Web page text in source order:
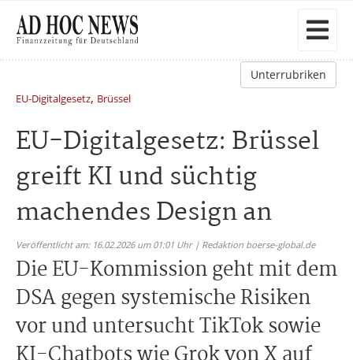
Unterrubriken
EU-Digitalgesetz, Brüssel
EU-Digitalgesetz: Brüssel
greift KI und süchtig
machendes Design an
Veröffentlicht am: 16.02.2026 um 01:01 Uhr | Redaktion boerse-global.de
Die EU-Kommission geht mit dem
DSA gegen systemische Risiken
vor und untersucht TikTok sowie